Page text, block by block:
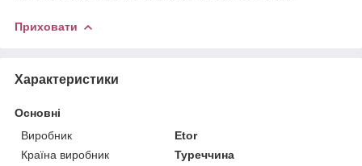
Приховати
Характеристики
Основні
Виробник
Etor
Країна виробник
Туреччина